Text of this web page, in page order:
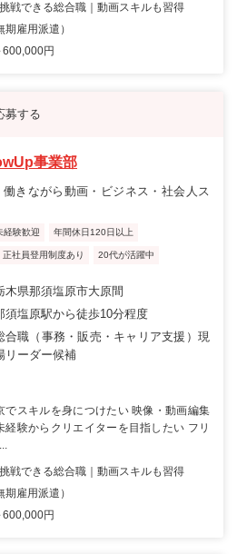
戦できる総合職｜動画スキルも習得
雇用派遣）
円
募する
事業部
きながら動画・ビジネス・社会人ス
経験歓迎 年間休日120日以上
正社員登用制度あり 20代が活躍中
木県那須塩原市大原間
須塩原駅から徒歩10分程度
合職（事務・販売・キャリア支援）現
リーダー候補
でスキルを身につけたい 映像・動画編集
験からクリエイターを目指したい フリ
戦できる総合職｜動画スキルも習得
雇用派遣）
600,000円